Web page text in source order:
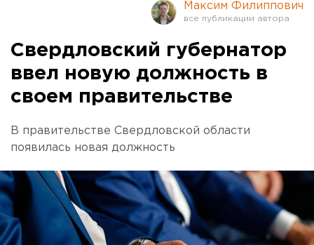
Оренбург
Максим Филиппович
Свердловский губернатор
ввел новую должность в
своем правительстве
В правительстве Свердловской области
появилась новая должность